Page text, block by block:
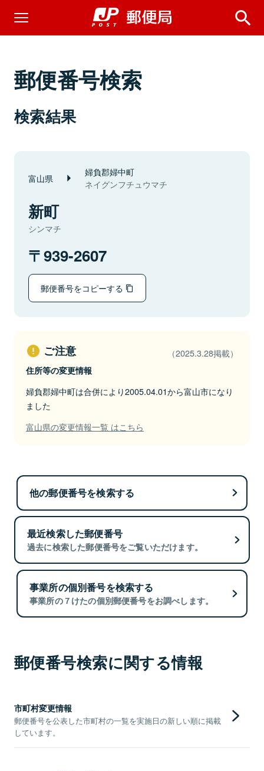
郵便番号検索
検索結果
富山県 婦負郡婦中町
ネイグンフチュウマチ
新町
シンマチ
939-2607
郵便番号をコピーする
ご注意 （2025.3.28掲載）
住所等の変更情報
婦負郡婦中町は合併により2005.04.01から富山市になり
ました
富山県の変更情報一覧 はこちら
他の郵便番号を検索する
最近検索した郵便番号
過去に検索した郵便番号をご覧いただけます。
事業所の個別番号を検索する
事業所の７けたの個別郵便番号をお調べします。
郵便番号検索に関する情報
市町村変更情報
郵便番号を公表した市町村の一覧を実施日の新しい順に掲載
しています。